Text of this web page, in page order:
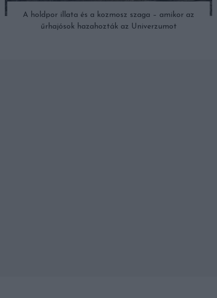
A holdpor illata és a kozmosz szaga – amikor az
űrhajósok hazahozták az Univerzumot